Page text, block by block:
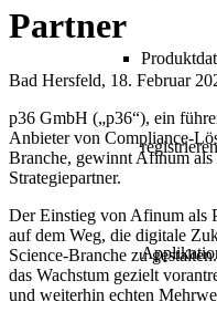
Partner
Bad Hersfeld, 18. Februar
p36 GmbH („p36“), ein
Anbieter von Compliance-
Branche, gewinnt Afinum als
Strategiepartner.
Der Einstieg von Afinum als
auf dem Weg, die digitale
Science-Branche zu
das Wachstum gezielt
und weiterhin echten